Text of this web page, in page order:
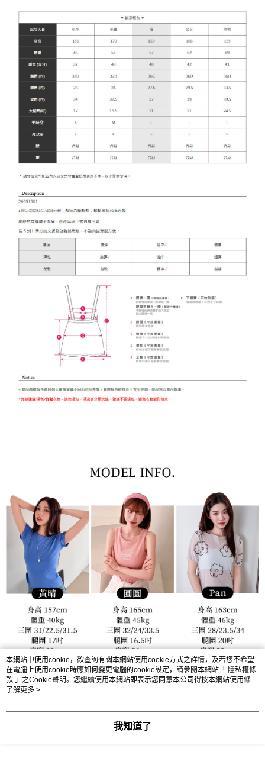
本網站中使用cookie，欲查詢有關本網站使用cookie方式之詳情，及若您不希望
在電腦上使用cookie時應如何變更電腦的cookie設定，請參閱本網站「 隱私權條
款 」之Cookie聲明。您繼續使用本網站即表示您同意本公司得按本網站使用條款
之Cookie聲明使用cookie。
了解更多 >
我知道了